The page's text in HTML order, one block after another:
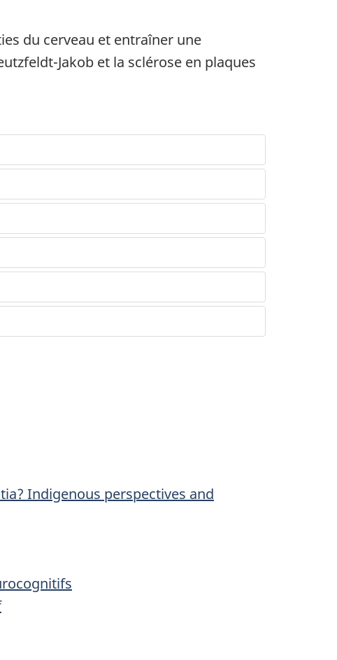
du cerveau et entraîner une
Jakob et la sclérose en plaques
Indigenous perspectives and